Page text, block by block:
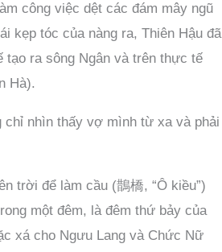
công việc dệt các đám mây ngũ
kẹp tóc của nàng ra, Thiên Hậu đã
ra sông Ngân và trên thực tế
Hà).
chỉ nhìn thấy vợ mình từ xa và phải
trời để làm cầu (鵲橋, “Ô kiều”)
một đêm, là đêm thứ bảy của
xá cho Ngưu Lang và Chức Nữ